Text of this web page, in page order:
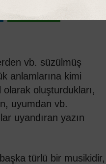
vb. süzülmüş
anlamlarına kimi
oluşturdukları,
uyumdan vb.
uyandıran yazın
türlü bir musikidir,